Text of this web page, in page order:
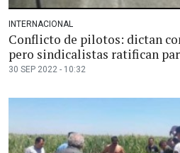
INTERNACIONAL
Conflicto de pilotos: dictan
pero sindicalistas ratifican
30 SEP 2022 - 10:32